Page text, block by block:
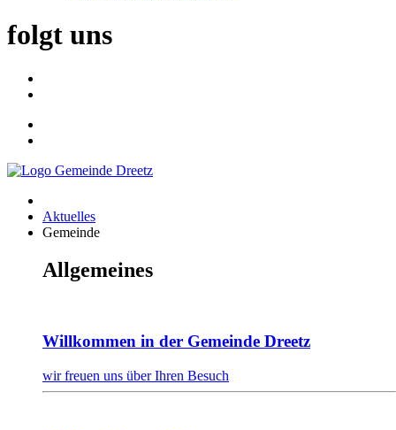
folgt uns
Aktuelles
Gemeinde
Allgemeines
Willkommen in der Gemeinde Dreetz
wir freuen uns über Ihren Besuch